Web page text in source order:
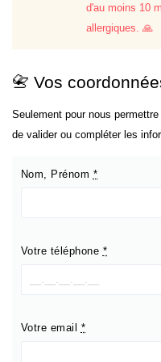
d'au moins 10
allergiques. 🙏
📇 Vos
Seulement pour nous
de valider ou compléter les
Nom, Prénom *
Votre téléphone *
Votre email *